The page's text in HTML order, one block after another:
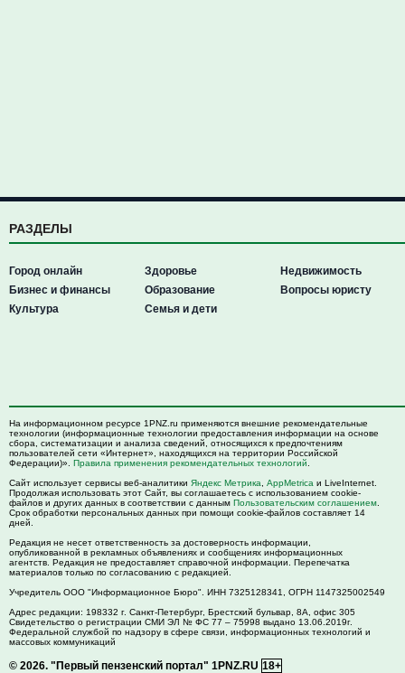
РАЗДЕЛЫ
Город онлайн
Бизнес и финансы
Культура
Здоровье
Образование
Семья и дети
Недвижимость
Вопросы юристу
На информационном ресурсе 1PNZ.ru применяются внешние рекомендательные
технологии (информационные технологии предоставления информации на основе
сбора, систематизации и анализа сведений, относящихся к предпочтениям
пользователей сети «Интернет», находящихся на территории Российской
Федерации)». Правила применения рекомендательных технологий
Сайт использует сервисы веб-аналитики Яндекс Метрика AppMetrica и LiveInternet.
Продолжая использовать этот Сайт, вы соглашаетесь с использованием cookie-
файлов и других данных в соответствии с данным Пользовательским соглашением
Срок обработки персональных данных при помощи cookie-файлов составляет 14
дней.
Редакция не несет ответственность за достоверность информации,
опубликованной в рекламных объявлениях и сообщениях информационных
агентств. Редакция не предоставляет справочной информации. Перепечатка
материалов только по согласованию с редакцией.
Учредитель ООО "Информационное Бюро". ИНН 7325128341, ОГРН 1147325002549
Адрес редакции: 198332 г. Санкт-Петербург, Брестский бульвар, 8А, офис 305
Свидетельство о регистрации СМИ ЭЛ № ФС 77 – 75998 выдано 13.06.2019г.
Федеральной службой по надзору в сфере связи, информационных технологий и
массовых коммуникаций
© 2026. "Первый пензенский портал" 1PNZ.RU 18+